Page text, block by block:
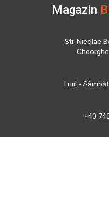
Magazin
Str. Nicolae
Luni -
+40